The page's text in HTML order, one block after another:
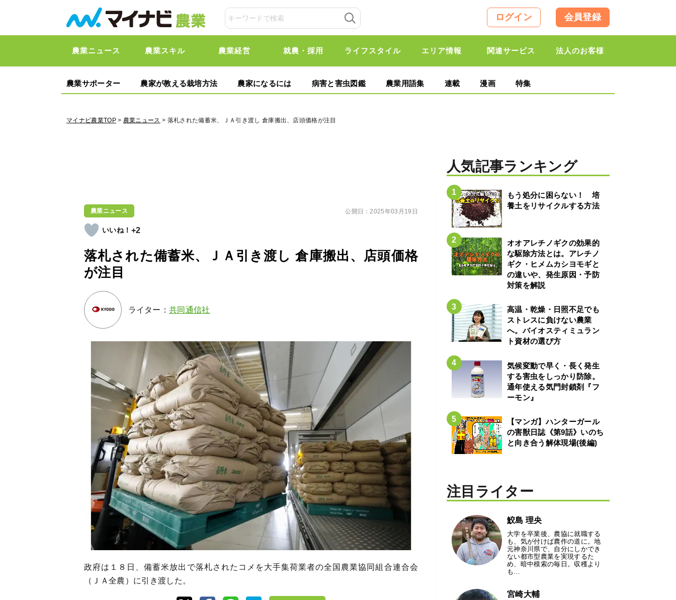
ログイン 会員登録
農業ニュース 農業スキル 農業経営 就農・採用 ライフスタイル エリア情報 関連サービス 法人のお客様
農業サポーター 農家が教える栽培方法 農家になるには 病害と害虫図鑑 農業用語集 連載 漫画 特集
マイナビ農業TOP> 農業ニュース > 落札された備蓄米、ＪＡ引き渡し 倉庫搬出、店頭価格が注目
農業ニュース
+2
落札された備蓄米、ＪＡ引き渡し 倉庫搬出、店頭価格
が注目
ライター：共同通信社
公開日：2025年03月19日
政府は１８日、備蓄米放出で落札されたコメを大手集荷業者の全国農業協同組合連合会
（ＪＡ全農）に引き渡した。
人気記事ランキング
もう処分に困らない！ 培
養土をリサイクルする方法
オオアレチノギクの効果的
な駆除方法とは。アレチノ
ギク・ヒメムカシヨモギと
の違いや、発生原因・予防
対策を解説
高温・乾燥・日照不足でも
ストレスに負けない農業
へ。バイオスティミュラン
ト資材の選び方
気候変動で早く・長く発生
する害虫をしっかり防除。
通年使える気門封鎖剤『フ
ーモン』
【マンガ】ハンターガール
の害獣日誌《第9話》いのち
と向き合う解体現場(後編)
注目ライター
鮫島 理央
大学を卒業後、農協に就職する
も、気が付けば農作の道に。地
元神奈川県で、自分にしかでき
ない都市型農業を実現するた
め、暗中模索の毎日。収穫より
も…
宮崎大輔